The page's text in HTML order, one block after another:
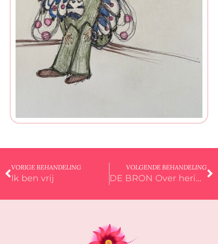
VORIGE BEHANDELING
Ik ben vrij
VOLGENDE BEHANDELING
DE BRON Over herinneren, verbinden en thuiskomen bij de Bron